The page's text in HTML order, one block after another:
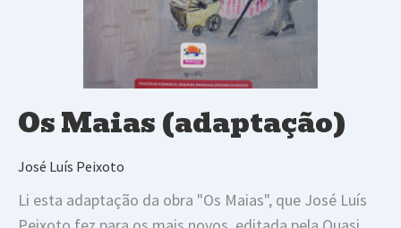
Os Maias (adaptação)
José Luís Peixoto
Li esta adaptação da obra "Os Maias", que José Luís